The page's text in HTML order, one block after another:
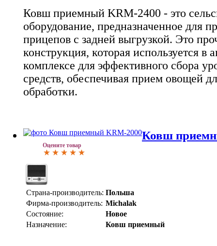
Ковш приемный KRM-2400 - это
оборудование, предназначенное для
прицепов с задней выгрузкой. Это
конструкция, которая используется
комплексе для эффективного сбора
средств, обеспечивая прием овощей
обработки.
Оцените товар
Ковш
Страна-производитель: Польша
Фирма-производитель: Michalak
Состояние:
Новое
Назначение:
Ковш приемный